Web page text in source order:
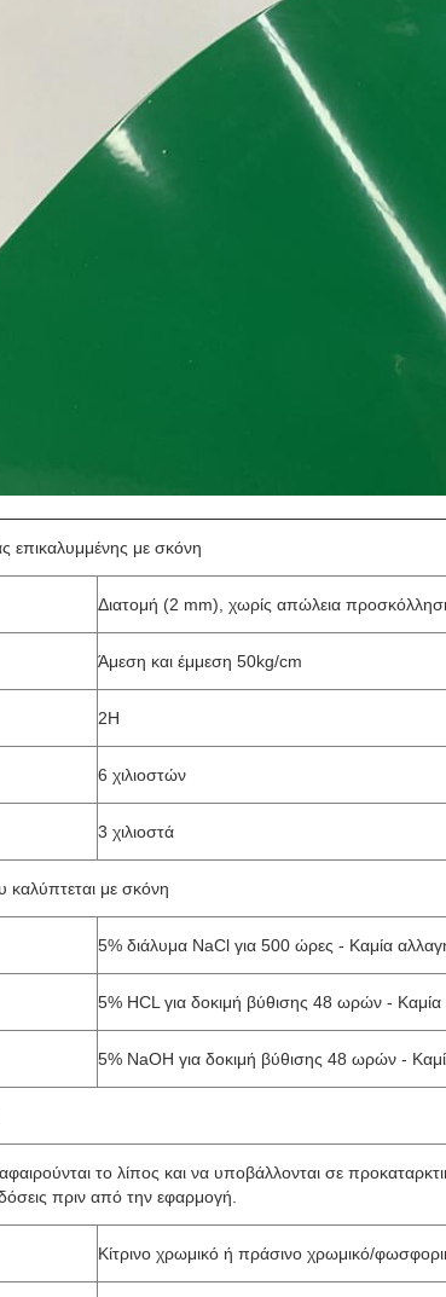
επικαλυμμένης με σκόνη
Διατομή (2 mm), χωρίς απώλεια
Άμεση και έμμεση 50kg/cm
2H
6 χιλιοστών
3 χιλιοστά
καλύπτεται με σκόνη
5% διάλυμα NaCl για 500 ώρες - Καμία
5% HCL για δοκιμή βύθισης 48 ωρών - Καμία
5% NaOH για δοκιμή βύθισης 48 ωρών -
το λίπος και να υποβάλλονται σε
πριν από την εφαρμογή.
Κίτρινο χρωμικό ή πράσινο χρωμικό/